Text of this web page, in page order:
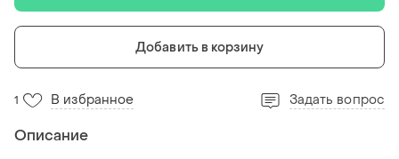
Добавить в корзину
1 В избранное Задать вопрос
Описание